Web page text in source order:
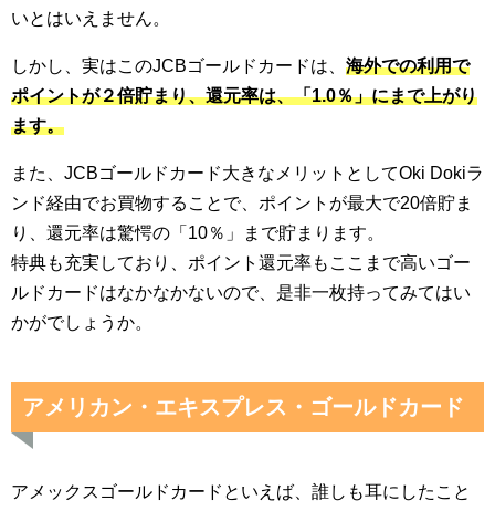
いとはいえません。
しかし、実はこのJCBゴールドカードは、 海外での利用で
ポイントが２倍貯まり、還元率は、「1.0％」にまで上がり
ます。
また、JCBゴールドカード大きなメリットとしてOki Dokiラ
ンド経由でお買物することで、ポイントが最大で20倍貯ま
り、還元率は驚愕の「10％」まで貯まります。
特典も充実しており、ポイント還元率もここまで高いゴー
ルドカードはなかなかないので、是非一枚持ってみてはい
かがでしょうか。
アメリカン・エキスプレス・ゴールドカード
アメックスゴールドカードといえば、誰しも耳にしたこと